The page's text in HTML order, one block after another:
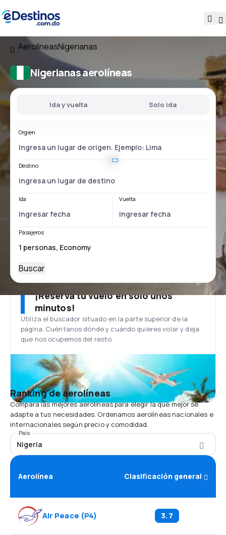
AerolíneasNigerianas
Nigerianas aerolíneas
Ida y vuelta Solo ida
Orgien
Destino
Ida Vuelta
Pasajeros
Buscar
¡Reserva tu vuelo en solo unos
minutos!
Utiliza el buscador situado en la parte superior de la
página. Cuéntanos dónde y cuándo quieres volar y deja
que nos ocupemos del resto.
Ranking de aerolíneas
Compara las mejores aerolíneas para elegir la que mejor se
adapte a tus necesidades. Ordenamos aerolíneas nacionales e
internacionales según precio y comodidad.
País
Nigeria
Aerolínea Clasificación general
Air Peace (P4) 3.7